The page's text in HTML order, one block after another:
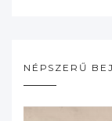
NÉPSZERŰ